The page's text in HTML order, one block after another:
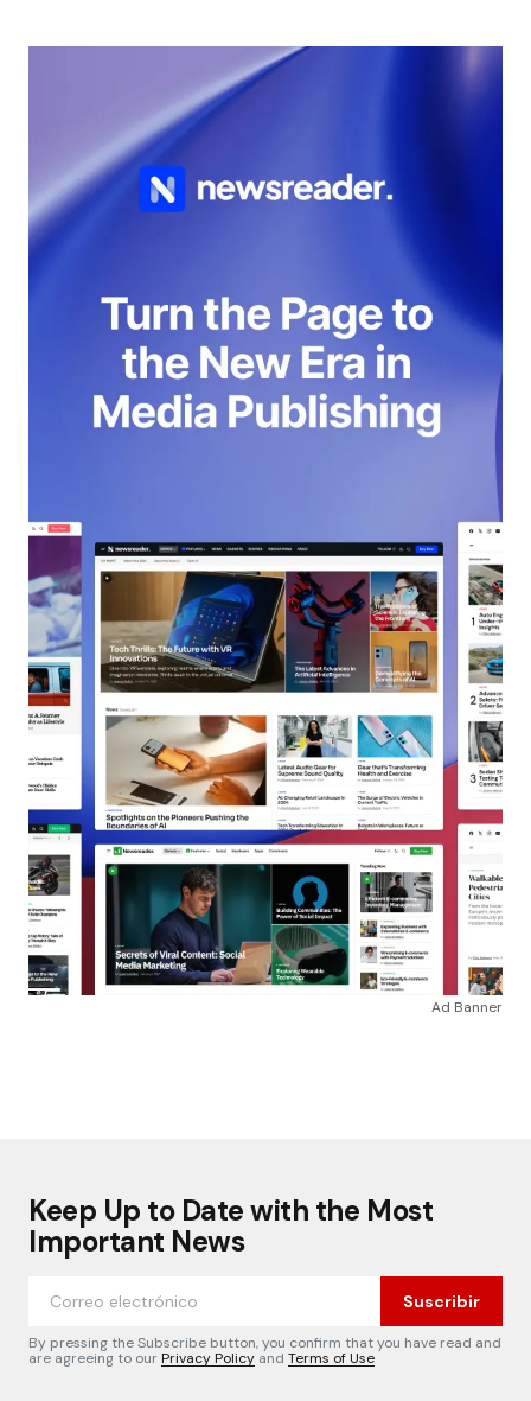
Ad Banner
Keep Up to Date with the Most
Important News
Suscribir
By pressing the Subscribe button, you confirm that you have read and
are agreeing to ourPrivacy Policy and Terms of Use